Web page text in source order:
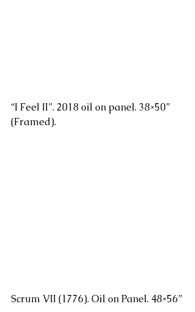
“I Feel II”. 2018 oil on panel. 38×50”
(Framed).
Scrum VII (1776). Oil on Panel. 48×56”